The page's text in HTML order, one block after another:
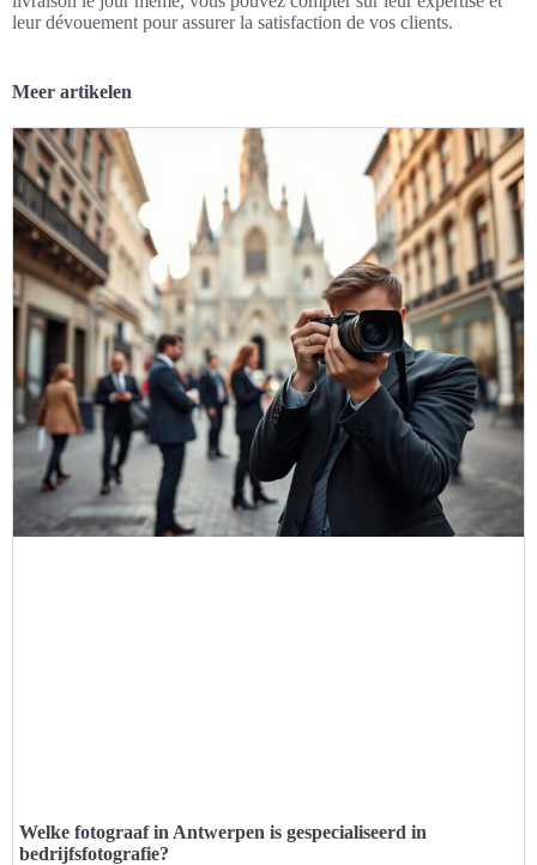
leur dévouement pour assurer la satisfaction de vos clients.
Meer artikelen
Welke fotograaf in Antwerpen is gespecialiseerd in
bedrijfsfotografie?